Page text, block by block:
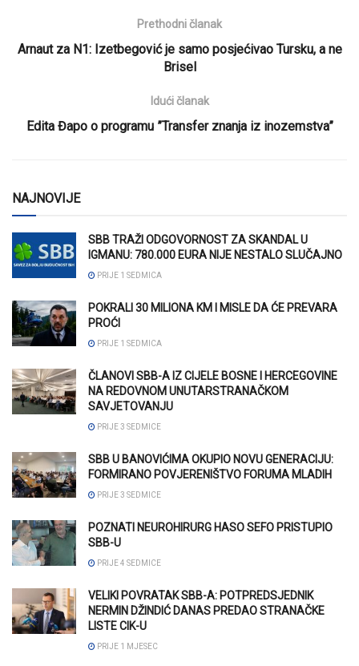
Prethodni članak
Arnaut za N1: Izetbegović je samo posjećivao Tursku, a ne
Brisel
Idući članak
Edita Đapo o programu ”Transfer znanja iz inozemstva”
NAJNOVIJE
SBB TRAŽI ODGOVORNOST ZA SKANDAL U
IGMANU: 780.000 EURA NIJE NESTALO SLUČAJNO
PRIJE 1 SEDMICA
POKRALI 30 MILIONA KM I MISLE DA ĆE PREVARA
PROĆI
PRIJE 1 SEDMICA
ČLANOVI SBB-A IZ CIJELE BOSNE I HERCEGOVINE
NA REDOVNOM UNUTARSTRANAČKOM
SAVJETOVANJU
PRIJE 3 SEDMICE
SBB U BANOVIĆIMA OKUPIO NOVU GENERACIJU:
FORMIRANO POVJERENIŠTVO FORUMA MLADIH
PRIJE 3 SEDMICE
POZNATI NEUROHIRURG HASO SEFO PRISTUPIO
SBB-U
PRIJE 4 SEDMICE
VELIKI POVRATAK SBB-A: POTPREDSJEDNIK
NERMIN DŽINDIĆ DANAS PREDAO STRANAČKE
LISTE CIK-U
PRIJE 1 MJESEC